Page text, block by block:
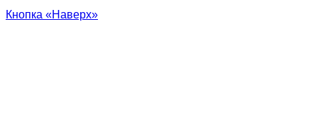
Кнопка «Наверх»